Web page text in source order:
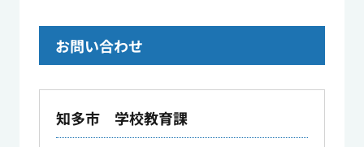
お問い合わせ
知多市 学校教育課